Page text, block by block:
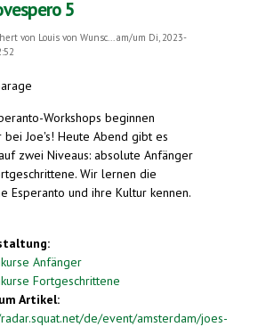
5
von Louis von Wunsc...
am/um Di, 2023-
Workshops beginnen
bei Joe's! Heute Abend gibt es
zwei Niveaus: absolute Anfänger
Wir lernen die
Esperanto und ihre Kultur kennen.
Anfänger
Fortgeschrittene
Artikel:
de/event/amsterdam/joes-